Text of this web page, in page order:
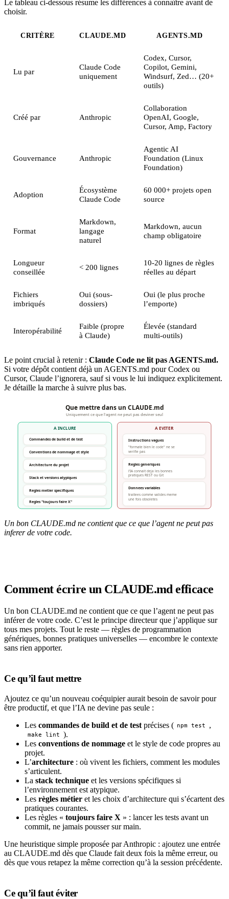
Le tableau ci-dessous résume les différences à connaître avant de
choisir.
CRITÈRE CLAUDE.MD AGENTS.MD
Lu par
Claude Code
uniquement
Codex, Cursor,
Copilot, Gemini,
Windsurf, Zed… (20+
outils)
Créé par Anthropic
Collaboration
OpenAI, Google,
Cursor, Amp, Factory
Gouvernance Anthropic
Agentic AI
Foundation (Linux
Foundation)
Adoption
Écosystème
Claude Code
60 000+ projets open
source
Format
Markdown,
langage
naturel
Markdown, aucun
champ obligatoire
Longueur
conseillée
< 200 lignes
10-20 lignes de règles
réelles au départ
Fichiers
imbriqués
Oui (sous-
dossiers)
Oui (le plus proche
l’emporte)
Interopérabilité
Faible (propre
à Claude)
Élevée (standard
multi-outils)
Le point crucial à retenir : Claude Code ne lit pas AGENTS.md.
Si votre dépôt contient déjà un AGENTS.md pour Codex ou
Cursor, Claude l’ignorera, sauf si vous le lui indiquez explicitement.
Je détaille la marche à suivre plus bas.
Un bon CLAUDE.md ne contient que ce que l’agent ne peut pas
inferer de votre code.
Comment écrire un CLAUDE.md efficace
Un bon CLAUDE.md ne contient que ce que l’agent ne peut pas
inférer de votre code. C’est le principe directeur que j’applique sur
tous mes projets. Tout le reste — règles de programmation
génériques, bonnes pratiques universelles — encombre le contexte
sans rien apporter.
Ce qu’il faut mettre
Ajoutez ce qu’un nouveau coéquipier aurait besoin de savoir pour
être productif, et que l’IA ne devine pas seule :
Les commandes de build et de test précises ( npm test ,
make lint ).
Les conventions de nommage et le style de code propres au
projet.
L’architecture : où vivent les fichiers, comment les modules
s’articulent.
La stack technique et les versions spécifiques si
l’environnement est atypique.
Les règles métier et les choix d’architecture qui s’écartent des
pratiques courantes.
Les règles « toujours faire X » : lancer les tests avant un
commit, ne jamais pousser sur main.
Une heuristique simple proposée par Anthropic : ajoutez une entrée
au CLAUDE.md dès que Claude fait deux fois la même erreur, ou
dès que vous retapez la même correction qu’à la session précédente.
Ce qu’il faut éviter